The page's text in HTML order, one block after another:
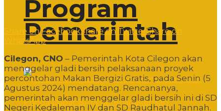
Program
Pemerintah
Share on FacebookShare on Twitter Share on
WhatsApp
Cilegon, CNO – Pemerintah Kota Cilegon akan
menggelar gladi bersih pelaksanaan proyek
percontohan Makan Bergizi Gratis, pada Senin (5
Agustus 2024) mendatang. Rencananya,
pemerintah akan menggelar gladi bersih ini di SD
Negeri Kedaleman IV dan SD Raudhatul Jannah.